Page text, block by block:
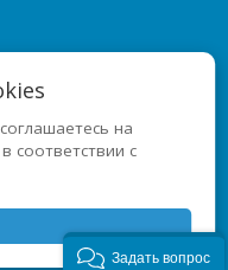
на
соответствии с
Задать вопрос